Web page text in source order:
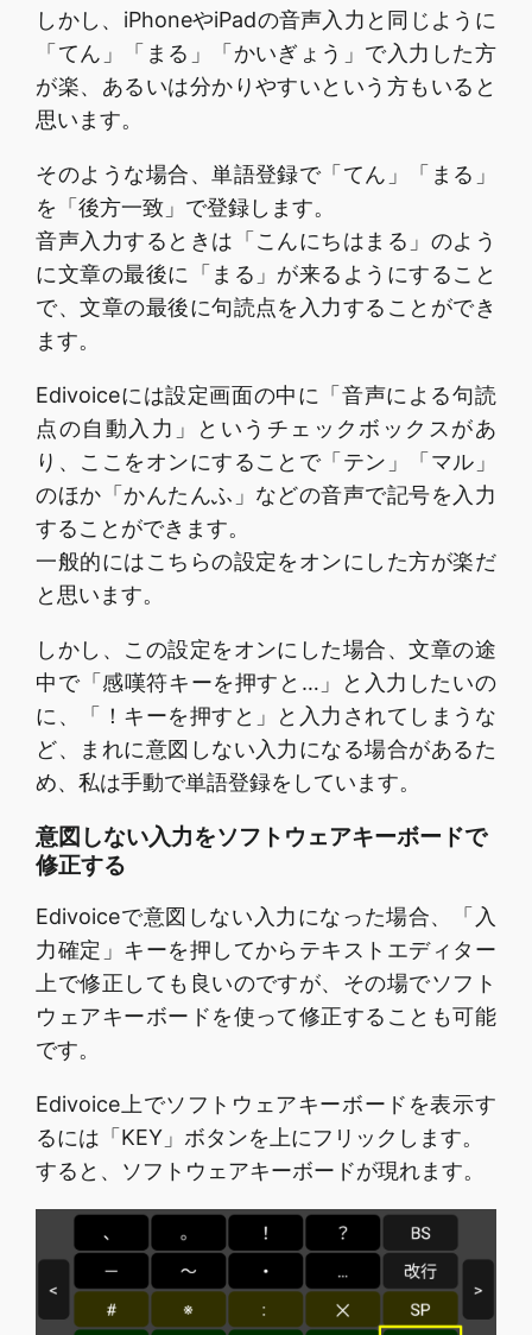
しかし、iPhoneやiPadの音声入力と同じように
「てん」「まる」「かいぎょう」で入力した方
が楽、あるいは分かりやすいという方もいると
思います。
そのような場合、単語登録で「てん」「まる」
を「後方一致」で登録します。
音声入力するときは「こんにちはまる」のよう
に文章の最後に「まる」が来るようにすること
で、文章の最後に句読点を入力することができ
ます。
Edivoiceには設定画面の中に「音声による句読
点の自動入力」というチェックボックスがあ
り、ここをオンにすることで「テン」「マル」
のほか「かんたんふ」などの音声で記号を入力
することができます。
一般的にはこちらの設定をオンにした方が楽だ
と思います。
しかし、この設定をオンにした場合、文章の途
中で「感嘆符キーを押すと…」と入力したいの
に、「！キーを押すと」と入力されてしまうな
ど、まれに意図しない入力になる場合があるた
め、私は手動で単語登録をしています。
意図しない入力をソフトウェアキーボードで
修正する
Edivoiceで意図しない入力になった場合、「入
力確定」キーを押してからテキストエディター
上で修正しても良いのですが、その場でソフト
ウェアキーボードを使って修正することも可能
です。
Edivoice上でソフトウェアキーボードを表示す
るには「KEY」ボタンを上にフリックします。
すると、ソフトウェアキーボードが現れます。